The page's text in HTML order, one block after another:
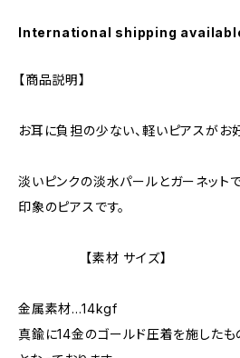
International shipping
【商品説明】
お耳に負担の少ない、軽いピアスがお
淡いピンクの淡水パールとガーネット
印象のピアスです。
【素材 サイズ】
金属素材…14kgf
真鍮に14金のゴールド圧着を施したも